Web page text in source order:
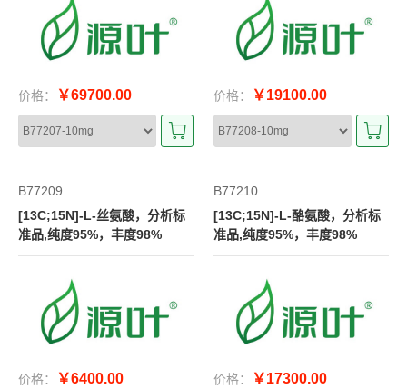
价格： ￥69700.00 价格： ￥19100.00
B77209
[13C;15N]-L-丝氨酸，分析标
准品,纯度95%，丰度98%
价格： ￥6400.00
B77210
[13C;15N]-L-酪氨酸，分析标
准品,纯度95%，丰度98%
价格： ￥17300.00